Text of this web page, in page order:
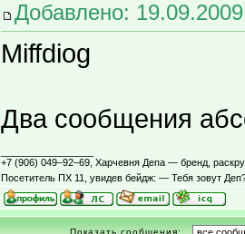
Добавлено:
Miffdiog
Два сообщения
+7 (906) 049–92–69, Харчевня Депа — бренд,
Посетитель ПХ 11, увидев бейдж: — Тебя зовут
Показать сообщения: